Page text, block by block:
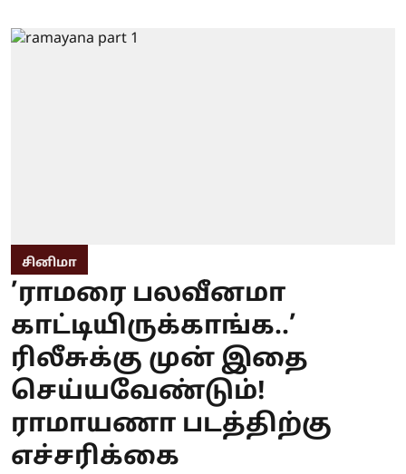
சினிமா
’ராமரை பலவீனமா
காட்டியிருக்காங்க..’
ரிலீசுக்கு முன் இதை
செய்யவேண்டும்!
ராமாயணா படத்திற்கு
எச்சரிக்கை